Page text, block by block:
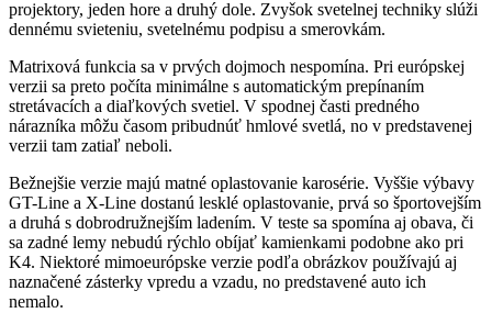
projektory, jeden hore a druhý dole. Zvyšok svetelnej techniky slúži
dennému svieteniu, svetelnému podpisu a smerovkám.
Matrixová funkcia sa v prvých dojmoch nespomína. Pri európskej
verzii sa preto počíta minimálne s automatickým prepínaním
stretávacích a diaľkových svetiel. V spodnej časti predného
nárazníka môžu časom pribudnúť hmlové svetlá, no v predstavenej
verzii tam zatiaľ neboli.
Bežnejšie verzie majú matné oplastovanie karosérie. Vyššie výbavy
GT-Line a X-Line dostanú lesklé oplastovanie, prvá so športovejším
a druhá s dobrodružnejším ladením. V teste sa spomína aj obava, či
sa zadné lemy nebudú rýchlo obíjať kamienkami podobne ako pri
K4. Niektoré mimoeurópske verzie podľa obrázkov používajú aj
naznačené zásterky vpredu a vzadu, no predstavené auto ich
nemalo.